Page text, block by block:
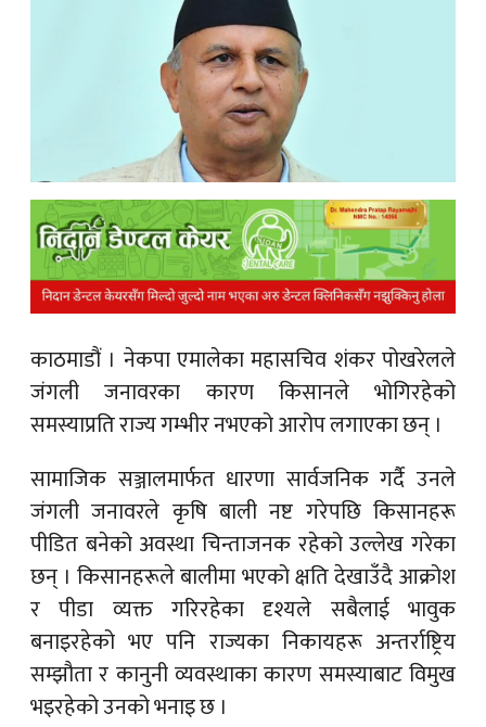
काठमाडौं । नेकपा एमालेका महासचिव शंकर पोखरेलले
जंगली जनावरका कारण किसानले भोगिरहेको
समस्याप्रति राज्य गम्भीर नभएको आरोप लगाएका छन् ।
सामाजिक सञ्जालमार्फत धारणा सार्वजनिक गर्दै उनले
जंगली जनावरले कृषि बाली नष्ट गरेपछि किसानहरू
पीडित बनेको अवस्था चिन्ताजनक रहेको उल्लेख गरेका
छन् । किसानहरूले बालीमा भएको क्षति देखाउँदै आक्रोश
र पीडा व्यक्त गरिरहेका दृश्यले सबैलाई भावुक
बनाइरहेको भए पनि राज्यका निकायहरू अन्तर्राष्ट्रिय
सम्झौता र कानुनी व्यवस्थाका कारण समस्याबाट विमुख
भइरहेको उनको भनाइ छ ।